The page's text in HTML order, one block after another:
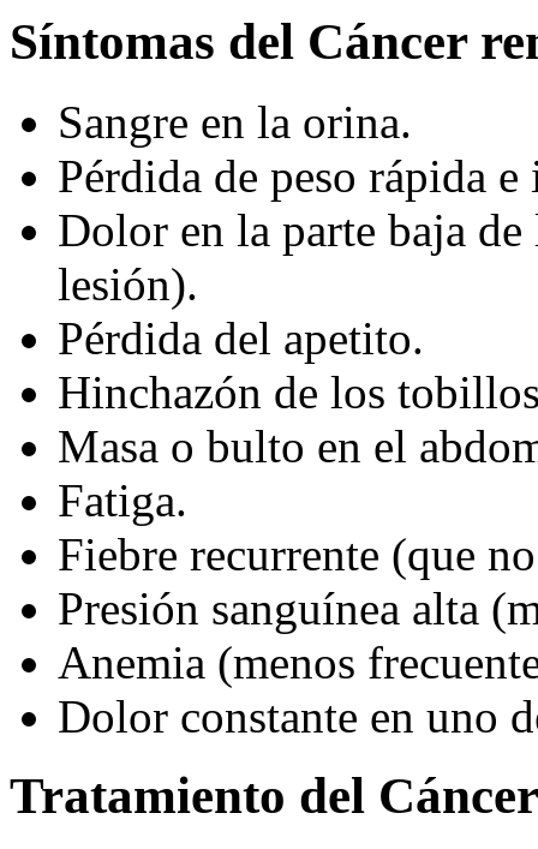
Síntomas del Cáncer
Sangre en la orina.
Pérdida de peso rápida
Dolor en la parte baja de
lesión).
Pérdida del apetito.
Hinchazón de los
Masa o bulto en el
Fatiga.
Fiebre recurrente (que
Presión sanguínea alta
Anemia (menos
Dolor constante en uno
Tratamiento del